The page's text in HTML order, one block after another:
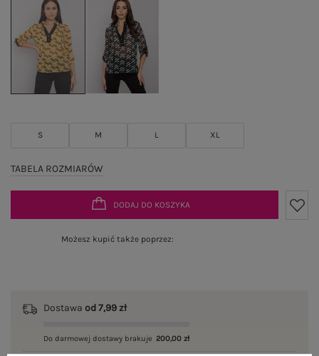
S M L XL
TABELA ROZMIARÓW
DODAJ DO KOSZYKA
Możesz kupić także poprzez:
Dostawa od 7,99 zł
Do darmowej dostawy brakuje 200,00 zł